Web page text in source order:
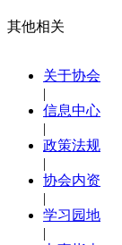
其他相关
关于协会
|
信息中心
|
政策法规
|
协会内资
|
学习园地
|